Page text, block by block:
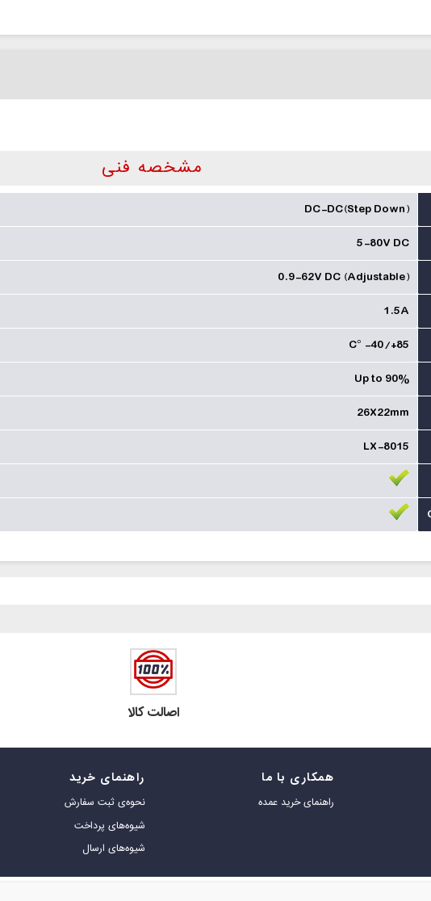
مشخصه فنی
DC-DC(Step Down)
5-80V DC
0.9-62V DC (Adjustable)
1.5A
C° -40/+85
Up to 90%
26X22mm
LX-8015
اصالت کالا
همکاری با ما
راهنمای خرید عمده
راهنمای خرید
نحوه‌ی ثبت سفارش
شیوه‌های پرداخت
شیوه‌های ارسال